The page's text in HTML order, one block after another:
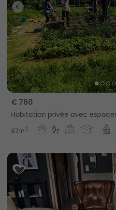
€ 760
Habitation privée avec
87m2